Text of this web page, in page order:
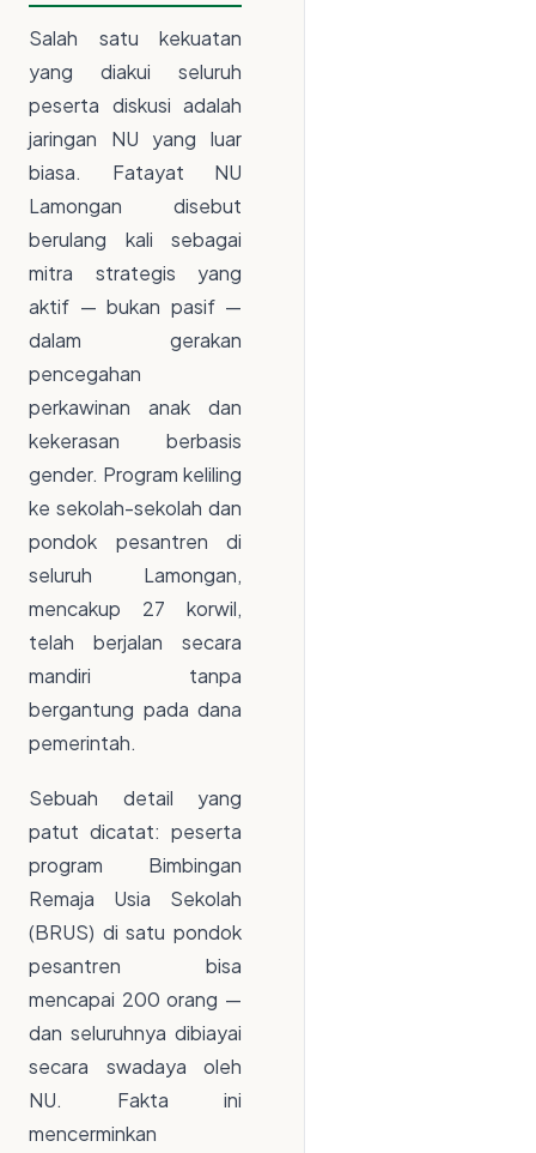
Salah satu kekuatan
yang diakui seluruh
peserta diskusi adalah
jaringan NU yang luar
biasa. Fatayat NU
Lamongan disebut
berulang kali sebagai
mitra strategis yang
aktif — bukan pasif —
dalam gerakan
pencegahan
perkawinan anak dan
kekerasan berbasis
gender. Program keliling
ke sekolah-sekolah dan
pondok pesantren di
seluruh Lamongan,
mencakup 27 korwil,
telah berjalan secara
mandiri tanpa
bergantung pada dana
pemerintah.
Sebuah detail yang
patut dicatat: peserta
program Bimbingan
Remaja Usia Sekolah
(BRUS) di satu pondok
pesantren bisa
mencapai 200 orang —
dan seluruhnya dibiayai
secara swadaya oleh
NU. Fakta ini
mencerminkan